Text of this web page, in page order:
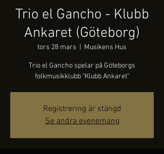
Trio el Gancho - Klubb
Ankaret (Göteborg)
tors 28 mars Musikens Hus
Trio el Gancho spelar på Göteborgs
folkmusikklubb "Klubb Ankaret"
Registrering är stängd
Se andra evenemang